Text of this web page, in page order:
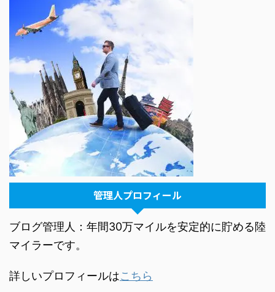
管理人プロフィール
ブログ管理人：年間30万マイルを安定的に貯める陸
マイラーです。
詳しいプロフィールはこちら